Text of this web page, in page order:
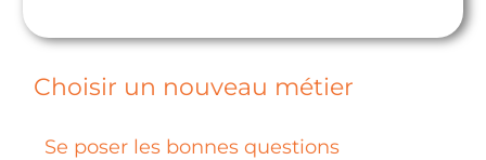
Choisir un nouveau métier
Se poser les bonnes questions